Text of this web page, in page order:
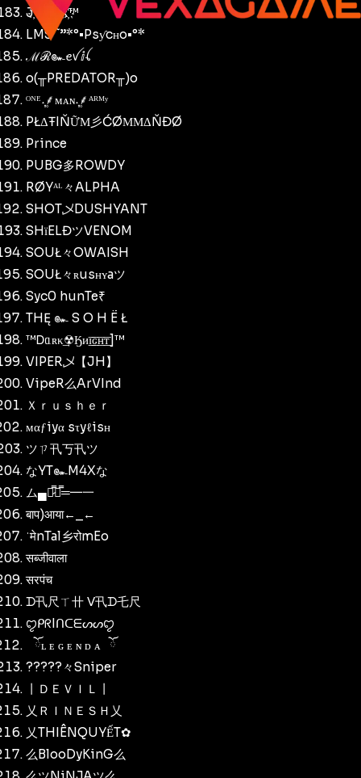
J҉O҉K҉E҉R҉™
LMS ˜”*°•Psƴcʜo•°*
ℳℛ๛ꫀꪜⅈꪶ
o(╥PREDATOR╥)o
ᴼᴺᴱ˖۪⸙͎ᴍᴀɴ˖۪⸙͎ᴬᴿᴹʸ
PŁΔŦIŇỮΜ彡ĆØΜΜΔŇĐØ
Prince
PUBG多ROWDY
RØYᴬᴸ々ALPHA
SHOT乄DUSHYANT
SHїELĐツVENOM
SOUŁ々OWAISH
SOUŁ々ʀusʜʏaツ
Syc0 hunTe₹
THĘ ๛ S O H Ë Ł
™Ꭰᥲʀκ͢☢Ӄᴎ͟͞ɪ͟͞ԍ͟͞ʜ͟͞ᴛ]™
VIPER乄【JH】
VipeR么ArVInd
Ｘｒｕｓｈｅｒ
мαƒiyα sτyℓisн
ツㄗ卂丂卂ツ
なYT๛M4Xな
ム▄︻̷̿┻̿═━一
बाप)आया←_←
‍ˈमेnTal乡रोmEo
सब्जीवाला
सरपंच
ᗪ卂尺ㄒ卄 ᐯ卂ᗪ乇尺
ꨄᑭᖇIᑎᑕᗴᔕᔕꨄ
⠀ོʟ ᴇ ɢ ᴇ ɴ ᴅ ᴀ⠀ོ
?????々Sniper
丨ＤＥＶＩＬ丨
乂ＲＩＮＥＳＨ乂
乂THIÊNQUYẾT✿
么BlooDyKinG么